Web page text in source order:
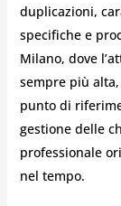
duplicazioni,
specifiche e
Milano, dove
sempre più alta,
punto di
gestione delle
professionale
nel tempo.